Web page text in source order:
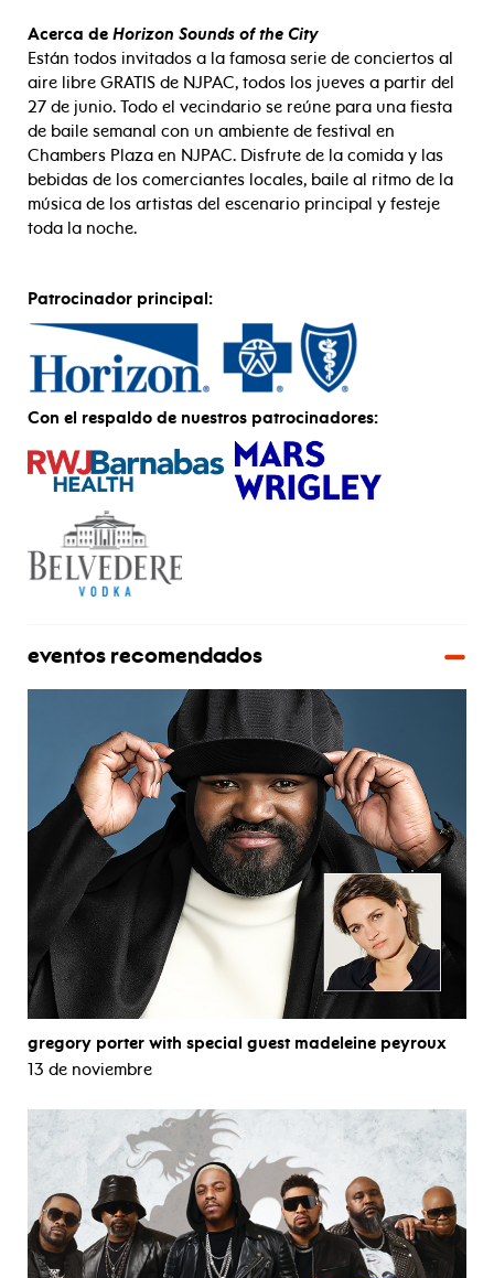
Acerca de Horizon Sounds of the City
Están todos invitados a la famosa serie de conciertos al
aire libre GRATIS de NJPAC, todos los jueves a partir del
27 de junio. Todo el vecindario se reúne para una fiesta
de baile semanal con un ambiente de festival en
Chambers Plaza en NJPAC. Disfrute de la comida y las
bebidas de los comerciantes locales, baile al ritmo de la
música de los artistas del escenario principal y festeje
toda la noche.
Patrocinador principal:
Con el respaldo de nuestros patrocinadores:
eventos recomendados
gregory porter with special guest madeleine peyroux
13 de noviembre